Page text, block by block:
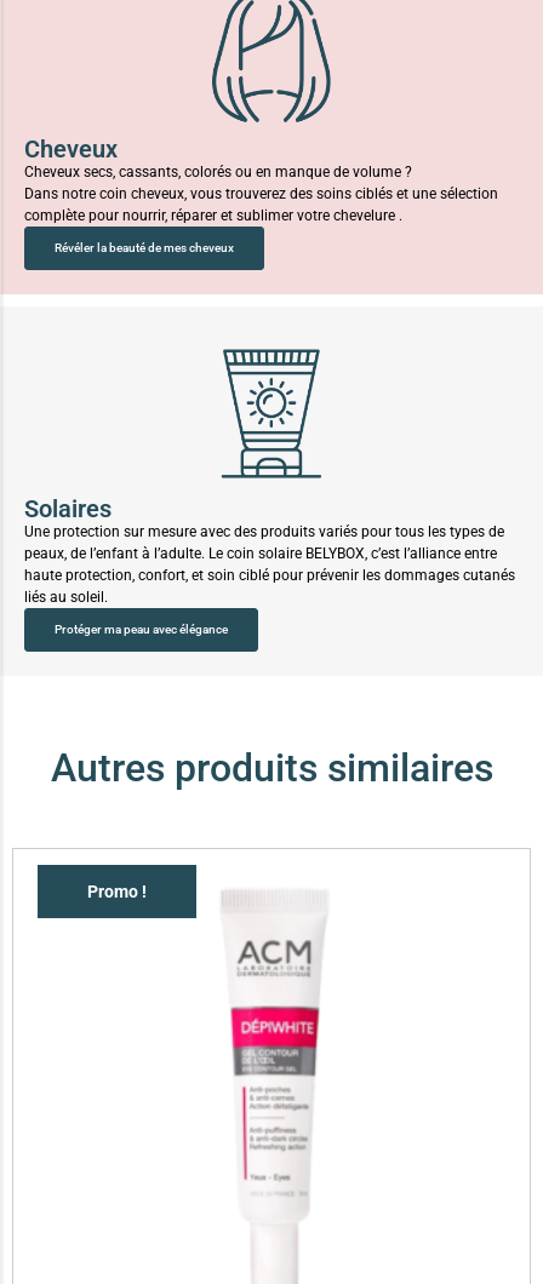
Cheveux
Cheveux secs, cassants, colorés ou en manque de volume ?
Dans notre coin cheveux, vous trouverez des soins ciblés et une sélection
complète pour nourrir, réparer et sublimer votre chevelure .
Révéler la beauté de mes cheveux
Solaires
Une protection sur mesure avec des produits variés pour tous les types de
peaux, de l’enfant à l’adulte. Le coin solaire BELYBOX, c’est l’alliance entre
haute protection, confort, et soin ciblé pour prévenir les dommages cutanés
liés au soleil.
Protéger ma peau avec élégance
Autres produits similaires
Promo !